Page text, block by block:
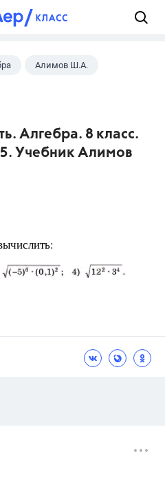
Алимов Ш.А.
Алгебра. 8 класс.
Учебник Алимов